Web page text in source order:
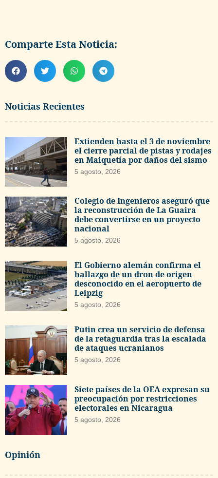
Noticias Recientes
Extienden hasta el 3 de noviembre
el cierre parcial de pistas y rodajes
en Maiquetía por daños del sismo
5 agosto, 2026
Colegio de Ingenieros aseguró que
la reconstrucción de La Guaira
debe convertirse en un proyecto
nacional
5 agosto, 2026
El Gobierno alemán confirma el
hallazgo de un dron de origen
desconocido en el aeropuerto de
Leipzig
5 agosto, 2026
Putin crea un servicio de defensa
de la retaguardia tras la escalada
de ataques ucranianos
5 agosto, 2026
Siete países de la OEA expresan su
preocupación por restricciones
electorales en Nicaragua
5 agosto, 2026
Opinión
Comparte Esta Noticia: